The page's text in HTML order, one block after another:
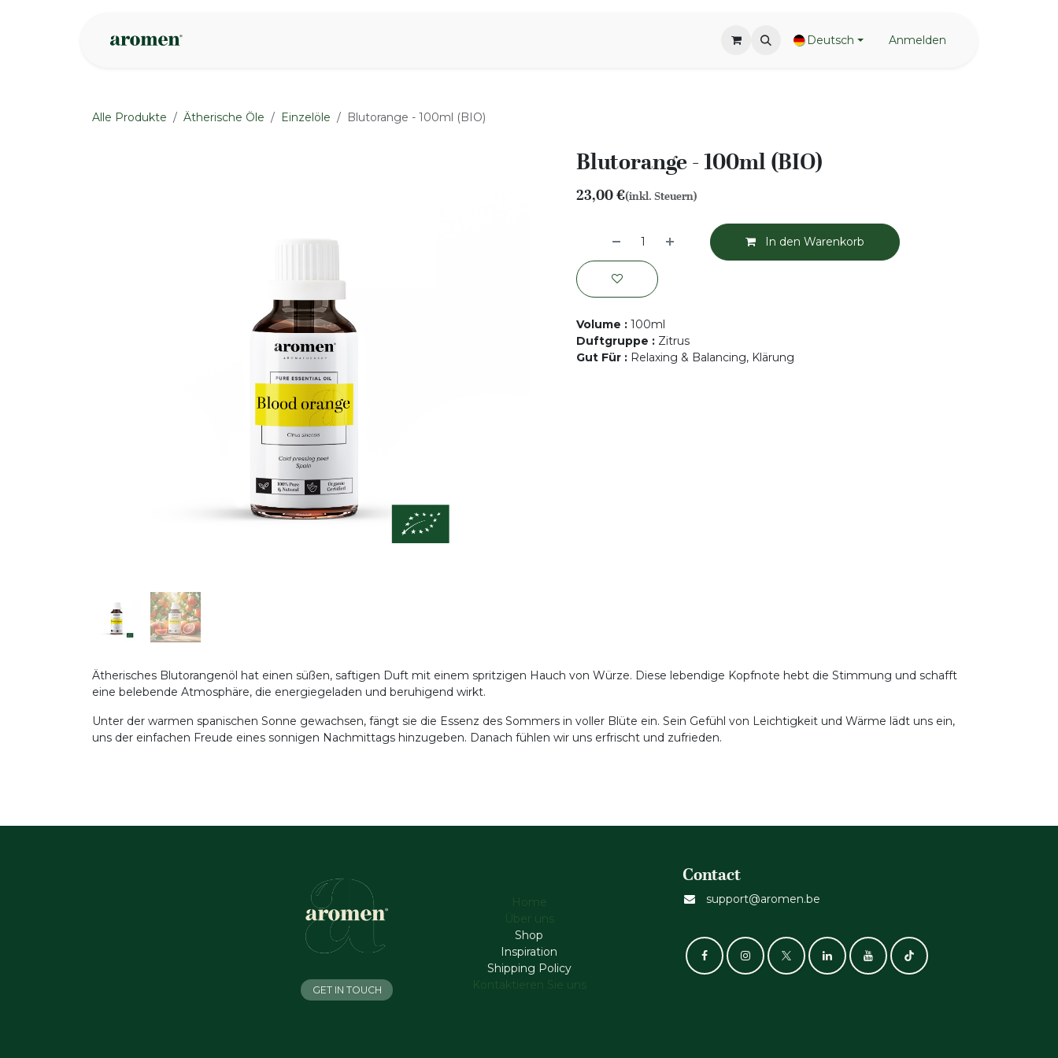
Deutsch Anmelden
Alle Produkte Ätherische Öle Einzelöle Blutorange - 100ml (BIO)
Blutorange - 100ml (BIO)
23,00€(inkl. Steuern)
In den Warenkorb
Volume : 100ml
Duftgruppe : Zitrus
Gut Für : Relaxing & Balancing, Klärung
Ätherisches Blutorangenöl hat einen süßen, saftigen Duft mit einem spritzigen Hauch von Würze. Diese lebendige Kopfnote hebt die Stimmung und schafft
eine belebende Atmosphäre, die energiegeladen und beruhigend wirkt.
Unter der warmen spanischen Sonne gewachsen, fängt sie die Essenz des Sommers in voller Blüte ein. Sein Gefühl von Leichtigkeit und Wärme lädt uns ein,
uns der einfachen Freude eines sonnigen Nachmittags hinzugeben. Danach fühlen wir uns erfrischt und zufrieden.
Home
Über uns
Shop
Inspiration
Shipping Policy
Kontaktieren Sie uns
Contact
support@aromen.be
GET IN TOUCH